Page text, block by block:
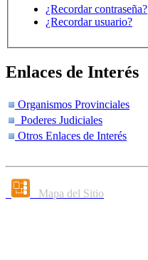
¿Recordar contraseña?
¿Recordar usuario?
Enlaces de Interés
Organismos Provinciales
Poderes Judiciales
Otros Enlaces de Interés
Mapa del Sitio